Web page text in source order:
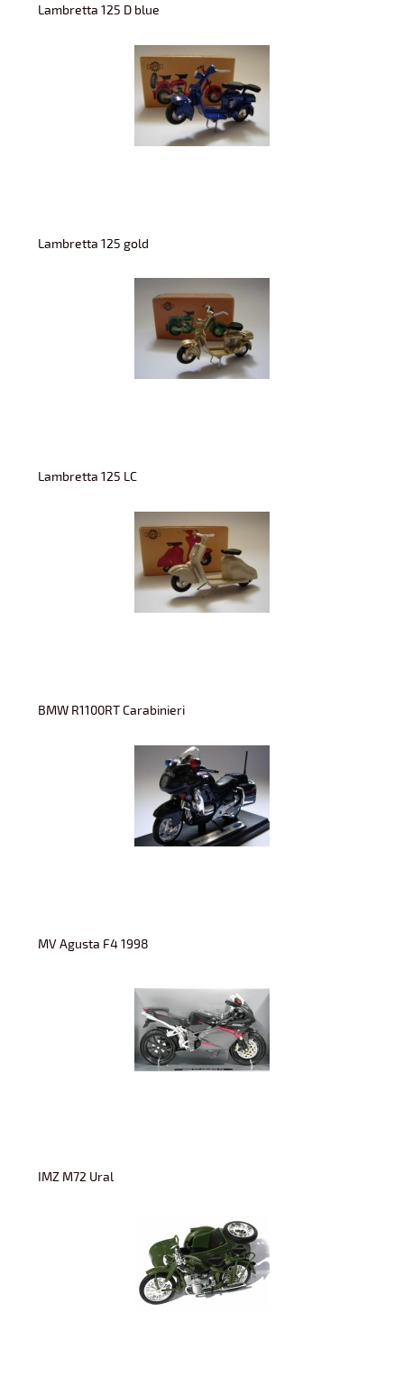
Lambretta 125 D blue
Lambretta 125 gold
Lambretta 125 LC
BMW R1100RT Carabinieri
MV Agusta F4 1998
IMZ M72 Ural